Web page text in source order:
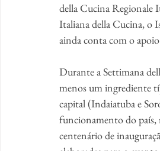
della Cucina Regionale
Italiana della Cucina, o
ainda conta com o
Durante a Settimana
menos um ingrediente
capital (Indaiatuba e
funcionamento do país,
centenário de